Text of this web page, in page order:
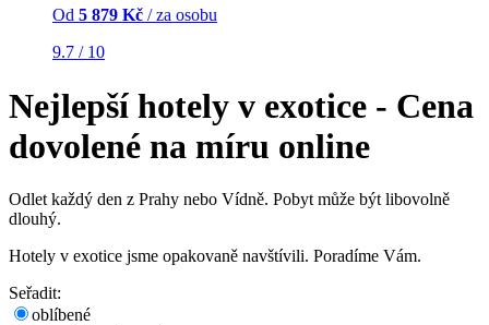
Od 5 879 Kč / za osobu
9.7 / 10
Nejlepší hotely v exotice - Cena
dovolené na míru online
Odlet každý den z Prahy nebo Vídně. Pobyt může být libovolně
dlouhý.
Hotely v exotice jsme opakovaně navštívili. Poradíme Vám.
Seřadit:
oblíbené